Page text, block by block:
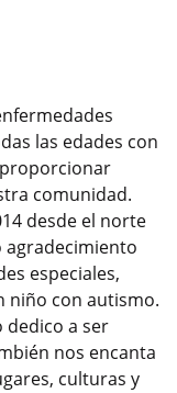
las edades con
comunidad.
desde el norte
agradecimiento
especiales,
niño con autismo.
dedico a ser
nos encanta
culturas y